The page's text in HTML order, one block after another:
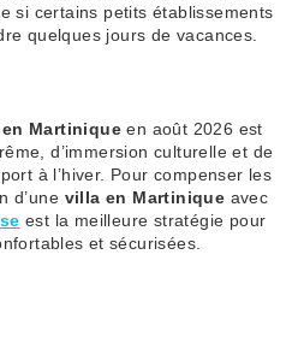
si certains petits établissements
quelques jours de vacances.
Martinique en août 2026 est
d’immersion culturelle et de
à l’hiver. Pour compenser les
d’une villa en Martinique avec
est la meilleure stratégie pour
et sécurisées.